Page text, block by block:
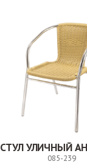
СТУЛ УЛИЧНЫЙ
085-239